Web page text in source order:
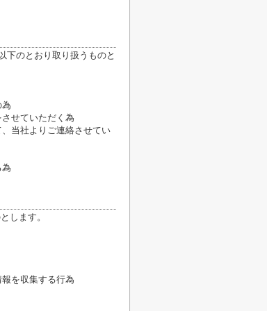
下のとおり取り扱うものと
せていただく為
当社よりご連絡させてい
します。
を収集する行為